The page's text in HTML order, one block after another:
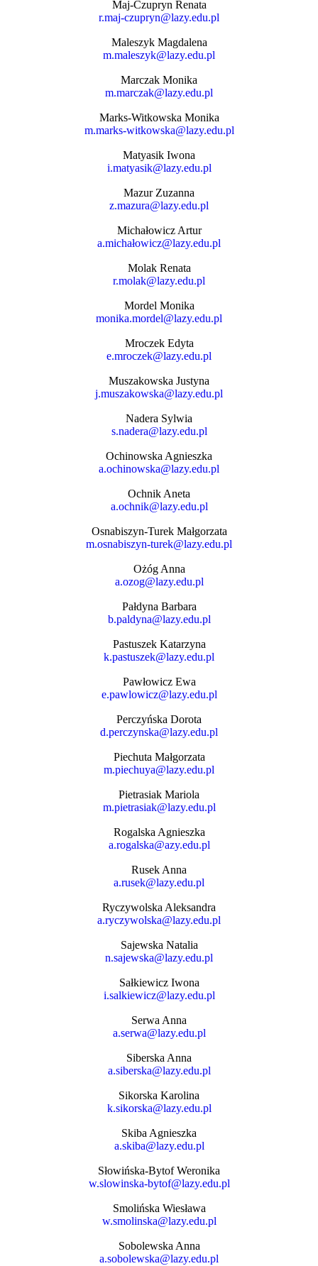
Maj-Czupryn Renata
r.maj-czupryn@lazy.edu.pl
Maleszyk Magdalena
m.maleszyk@lazy.edu.pl
Marczak Monika
m.marczak@lazy.edu.pl
Marks-Witkowska Monika
m.marks-witkowska@lazy.edu.pl
Matyasik Iwona
i.matyasik@lazy.edu.pl
Mazur Zuzanna
z.mazura@lazy.edu.pl
Michałowicz Artur
a.michałowicz@lazy.edu.pl
Molak Renata
r.molak@lazy.edu.pl
Mordel Monika
monika.mordel@lazy.edu.pl
Mroczek Edyta
e.mroczek@lazy.edu.pl
Muszakowska Justyna
j.muszakowska@lazy.edu.pl
Nadera Sylwia
s.nadera@lazy.edu.pl
Ochinowska Agnieszka
a.ochinowska@lazy.edu.pl
Ochnik Aneta
a.ochnik@lazy.edu.pl
Osnabiszyn-Turek Małgorzata
m.osnabiszyn-turek@lazy.edu.pl
Ożóg Anna
a.ozog@lazy.edu.pl
Pałdyna Barbara
b.paldyna@lazy.edu.pl
Pastuszek Katarzyna
k.pastuszek@lazy.edu.pl
Pawłowicz Ewa
e.pawlowicz@lazy.edu.pl
Perczyńska Dorota
d.perczynska@lazy.edu.pl
Piechuta Małgorzata
m.piechuya@lazy.edu.pl
Pietrasiak Mariola
m.pietrasiak@lazy.edu.pl
Rogalska Agnieszka
a.rogalska@azy.edu.pl
Rusek Anna
a.rusek@lazy.edu.pl
Ryczywolska Aleksandra
a.ryczywolska@lazy.edu.pl
Sajewska Natalia
n.sajewska@lazy.edu.pl
Sałkiewicz Iwona
i.salkiewicz@lazy.edu.pl
Serwa Anna
a.serwa@lazy.edu.pl
Siberska Anna
a.siberska@lazy.edu.pl
Sikorska Karolina
k.sikorska@lazy.edu.pl
Skiba Agnieszka
a.skiba@lazy.edu.pl
Słowińska-Bytof Weronika
w.slowinska-bytof@lazy.edu.pl
Smolińska Wiesława
w.smolinska@lazy.edu.pl
Sobolewska Anna
a.sobolewska@lazy.edu.pl